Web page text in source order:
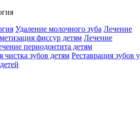
Удаление молочного зуба Лечение
фиссур детям Лечение
периодонтита детям
чистка зубов детям Реставрация зубов у